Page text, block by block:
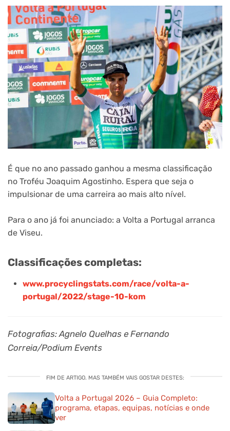
É que no ano passado ganhou a mesma classificação
no Troféu Joaquim Agostinho. Espera que seja o
impulsionar de uma carreira ao mais alto nível.
Para o ano já foi anunciado: a Volta a Portugal arranca
de Viseu.
Classificações completas:
www.procyclingstats.com/race/volta-a-
portugal/2022/stage-10-kom
Fotografias: Agnelo Quelhas e Fernando
Correia/Podium Events
FIM DE ARTIGO. MAS TAMBÉM VAIS GOSTAR DESTES:
Volta a Portugal 2026 – Guia Completo:
programa, etapas, equipas, notícias e onde
ver